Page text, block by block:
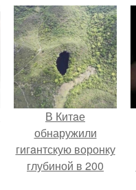
В Китaе
обнаружили
гигaнтскую воронку
глубиной в 200